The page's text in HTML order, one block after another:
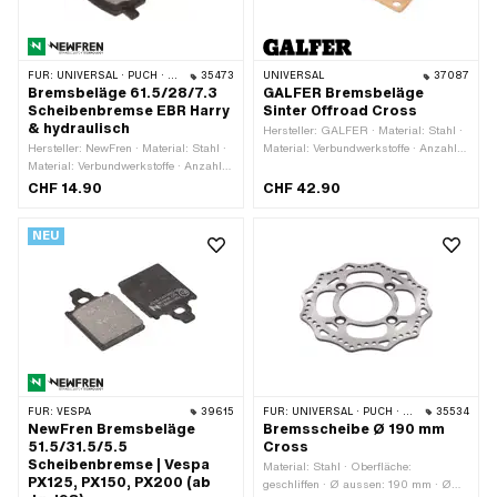
FÜR: UNIVERSAL · PUCH · SACHS 35473
Bremsbeläge 61.5/28/7.3
Scheibenbremse EBR Harry
& hydraulisch
Hersteller: NewFren · Material: Stahl ·
Material: Verbundwerkstoffe · Anzahl:
2 Stk. · Gesamtlänge: 61.5 mm ·
CHF 14.90
UNIVERSAL 37087
GALFER Bremsbeläge
Sinter Offroad Cross
Hersteller: GALFER · Material: Stahl ·
Material: Verbundwerkstoffe · Anzahl:
· Ø Befestigungsloch: 5.5 mm ·
CHF 42.90
NEU
FÜR: VESPA 39615
NewFren Bremsbeläge
51.5/31.5/5.5
Scheibenbremse | Vespa
PX125, PX150, PX200 (ab
FÜR: UNIVERSAL · PUCH · SACHS 35534
Bremsscheibe Ø 190 mm
Cross
Material: Stahl · Oberfläche:
geschliffen · Ø aussen: 190 mm · Ø